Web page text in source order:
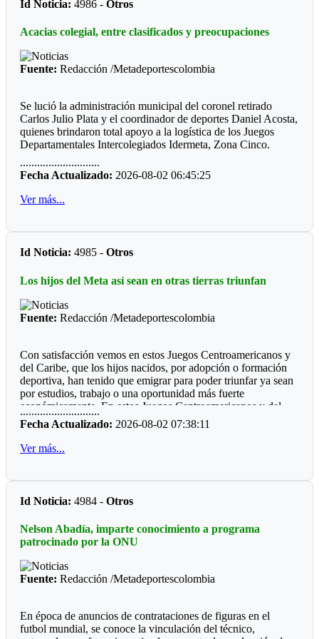
deporte del turmequé. Estos nombres cuentan con el respaldo
administración, es José Vicente Reyes “El Zurdo”, quien
actualmente es el administrador del Jardín de Tejo de la Villa
Id Noticia: 4986 -Otros
Acacias colegial, entre clasificados y preocupaciones
Fuente: Redacción /Metadeportescolombia
Se lució la administración municipal del coronel retirado
Carlos Julio Plata y el coordinador de deportes Daniel Acosta,
quienes brindaron total apoyo a la logística de los Juegos
Departamentales Intercolegiados Idermeta, Zona Cinco.
El equipo administrativo y operativo estuvo atento a cada
detalle para que la programación se cumpliera al pie de la
letra. Desde ya la Alcaldía de Acacias anuncia la adecuación
de los escenarios que requiere seguramente un decorado más
Juvenil masculino: José María Córdoba (Guamal)
Juvenil femenino: Juan Rozo (Acacias)
Juvenil masculino: Pablo E. Riveros (Acacias)
Futbol Sala
Prejuvenil femenino: José María Córdoba (Guamal)
Prejuvenil masculino: Sto Domingo Savio (Acacias)
Juvenil femenino: Campestre Domisiano (Guamal)
*Las preocupaciones*
............................
Fecha Actualizado: 2026-08-02 06:45:25
Ver más...
Id Noticia: 4985 -Otros
Los hijos del Meta así sean en otras tierras triunfan
Fuente: Redacción /Metadeportescolombia
Con satisfacción vemos en estos Juegos Centroamericanos y
del Caribe, que los hijos nacidos, por adopción o formación
deportiva, han tenido que emigrar para poder triunfar ya sean
por estudios, trabajo o una oportunidad más fuerte
económicamente. En estos Juegos Centroamericanos y del
Caribe de Santo Domingo, lo estamos viendo:
*Ajedrez*
defiendo los colores de la Liga de Ajedrez del Meta, fue
también recibió los consejos de Javier Marroquín ,hoy está en
del Valle del Cauca. Ganó oro y plata en la capital
dominicana.
*Voleibol*
instructor Gabriel Lamprea. Hoy esta con la Liga de Bogotà y
figura en la nómina de la Selección Colombia que por primera
............................
Fecha Actualizado: 2026-08-02 07:38:11
Ver más...
Id Noticia: 4984 -Otros
Nelson Abadía, imparte conocimiento a programa
patrocinado por la ONU
Fuente: Redacción /Metadeportescolombia
En época de anuncios de contrataciones de figuras en el
futbol mundial, se conoce la vinculación del técnico,